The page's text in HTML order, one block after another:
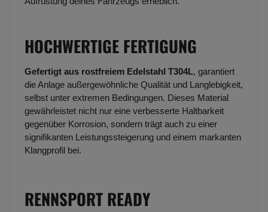
HOCHWERTIGE FERTIGUNG
Gefertigt aus rostfreiem Edelstahl T304L, garantiert
die Anlage außergewöhnliche Qualität und Langlebigkeit,
selbst unter extremen Bedingungen. Dieses Material
gewährleistet nicht nur eine verbesserte Haltbarkeit
gegenüber Korrosion, sondern trägt auch zu einer
signifikanten Leistungssteigerung und einem markanten
Klangprofil bei.
RENNSPORT READY